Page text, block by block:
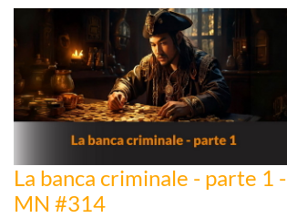
La banca criminale - parte 1 -
MN #314